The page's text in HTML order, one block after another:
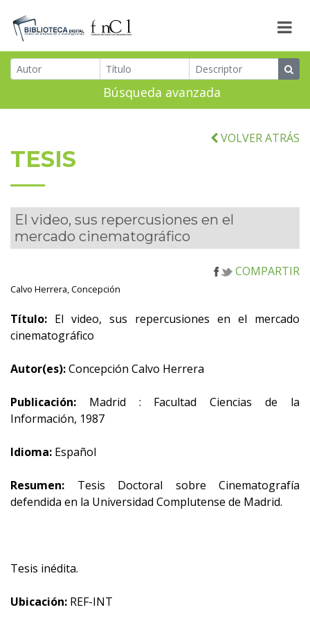
Búsqueda avanzada
VOLVER ATRÁS
TESIS
El video, sus repercusiones en el
mercado cinematográfico
COMPARTIR
Calvo Herrera, Concepción
Título: El video, sus repercusiones en el mercado
cinematográfico
Autor(es):Concepción Calvo Herrera
Publicación: Madrid : Facultad Ciencias de la
Información, 1987
Idioma: Español
Resumen: Tesis Doctoral sobre Cinematografía
defendida en la Universidad Complutense de Madrid.
Tesis inédita.
Ubicación: REF-INT